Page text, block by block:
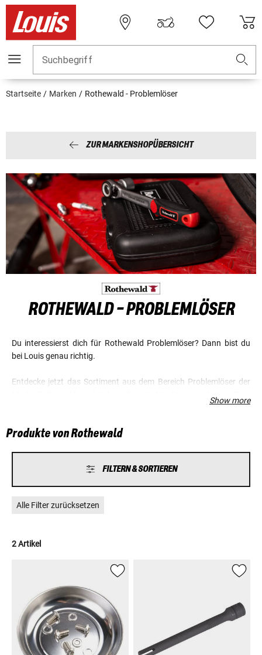
Suchbegriff
Startseite Marken Rothewald - Problemlöser
ZUR MARKENSHOPÜBERSICHT
ROTHEWALD - PROBLEMLÖSER
Du interessierst dich für Rothewald Problemlöser? Dann bist du
bei Louis genau richtig.
Entdecke jetzt das Sortiment aus dem Bereich Problemlöser der
Show more
Produkte von Rothewald
FILTERN & SORTIEREN
Alle Filter zurücksetzen
2 Artikel